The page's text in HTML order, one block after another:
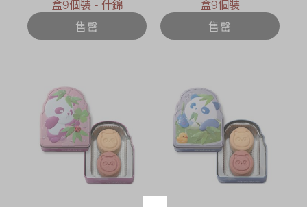
盒9個裝 - 什錦
售罄
盒9個裝
售罄